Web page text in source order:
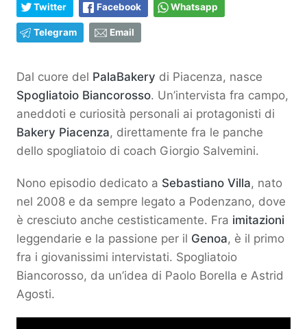
Twitter Facebook Whatsapp
Telegram Email
Dal cuore del PalaBakery di Piacenza, nasce
Spogliatoio Biancorosso. Un’intervista fra campo,
aneddoti e curiosità personali ai protagonisti di
Bakery Piacenza, direttamente fra le panche
dello spogliatoio di coach Giorgio Salvemini.
Nono episodio dedicato a Sebastiano Villa, nato
nel 2008 e da sempre legato a Podenzano, dove
è cresciuto anche cestisticamente. Fra imitazioni
leggendarie e la passione per il Genoa, è il primo
fra i giovanissimi intervistati. Spogliatoio
Biancorosso, da un’idea di Paolo Borella e Astrid
Agosti.